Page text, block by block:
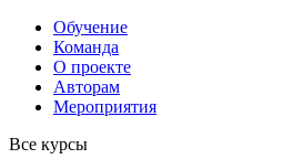
Обучение
Команда
О проекте
Авторам
Мероприятия
Все курсы